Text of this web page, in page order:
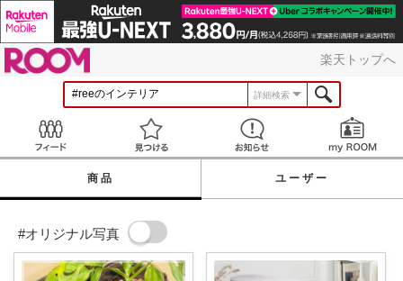
楽天トップへ
詳細検索
見つける お知らせ
商品 ユーザー
#オリジナル写真